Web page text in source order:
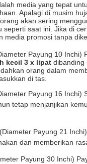
media yang tepat
Apalagi di musim
akan sering
seperti saat ini. Jika di
media promosi tanpa
Payung 10 Inchi)
kecil 3 x lipat dibanding
orang dalam
di tas.
Payung 16 Inchi)
tetap menjanjikan
(Diameter Payung 21
dan memberikan
Payung 30 Inchi)
Puji-Yogyakarta
Hasil Jelas Dan
Pelayanan Ramah..
Juga Nyaman...
Rekomended Lah
Operator Mas